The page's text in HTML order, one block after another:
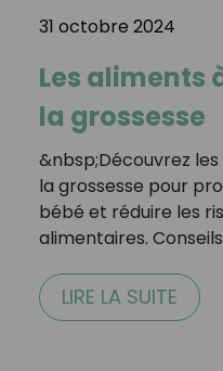
31 octobre 2024
Les aliments
la grossesse
&nbsp;Découvrez
la grossesse pour
bébé et réduire les
alimentaires.
LIRE LA SUITE